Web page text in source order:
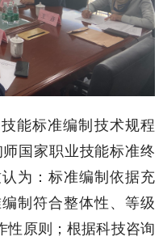
能标准编制技术规程
师国家职业技能标准终
为：标准编制依据充
制符合整体性、等级
性原则；根据科技咨询